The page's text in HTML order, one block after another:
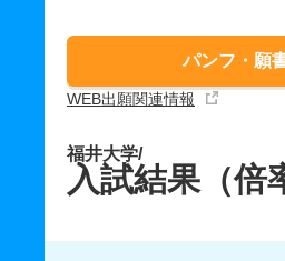
パンフ・願
WEB出願関連情報
福井大学/
入試結果（倍